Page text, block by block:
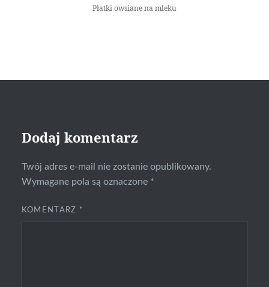
Płatki owsiane na mleku
Dodaj komentarz
Twój adres e-mail nie zostanie opublikowany.
Wymagane pola są oznaczone *
KOMENTARZ *